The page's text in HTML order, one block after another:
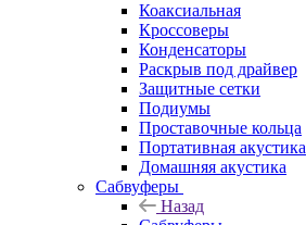
Коаксиальная
Кроссоверы
Конденсаторы
Раскрыв под драйвер
Защитные сетки
Подиумы
Проставочные кольца
Портативная акустика
Домашняя акустика
Сабвуферы
Назад